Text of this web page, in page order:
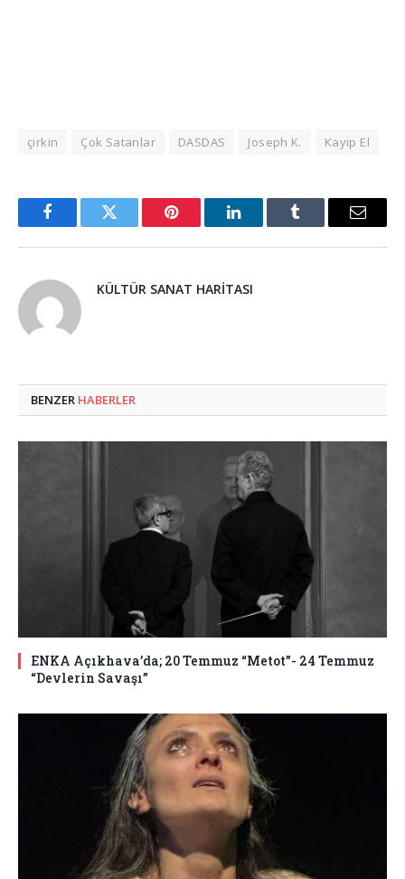
çirkin Çok Satanlar DASDAS Joseph K. Kayıp El
FacebookTwitter Pinterest LinkedInTumblr Email
KÜLTÜR SANAT HARITASI
BENZER HABERLER
ENKA Açıkhava’da; 20 Temmuz “Metot”- 24 Temmuz
“Devlerin Savaşı”